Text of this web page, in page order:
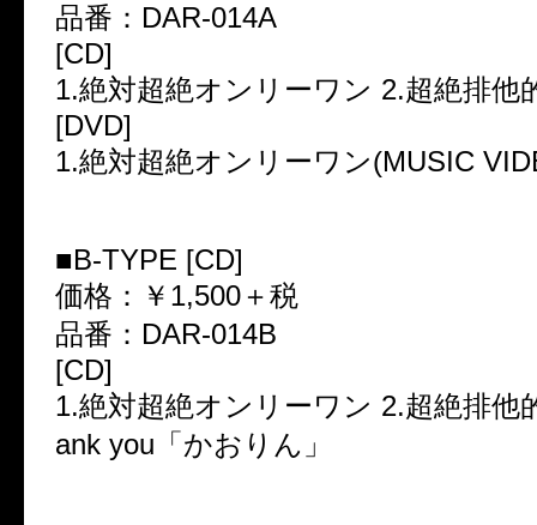
品番：DAR-014A
[CD]
1.絶対超絶オンリーワン 2.超絶排他
[DVD]
1.絶対超絶オンリーワン(MUSIC
■B-TYPE [CD]
価格：￥1,500＋税
品番：DAR-014B
[CD]
1.絶対超絶オンリーワン 2.超絶排他
ank you「かおりん」